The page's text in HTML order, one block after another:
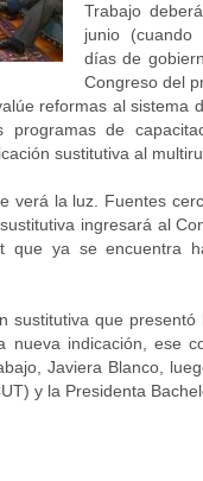
Trabajo
junio
días de
Congreso del
reformas al sistema
programas de
sustitutiva al
verá la luz. Fuentes
ingresará al
que ya se encuentra
sustitutiva que
nueva indicación, ese
Javiera Blanco,
y la Presidenta